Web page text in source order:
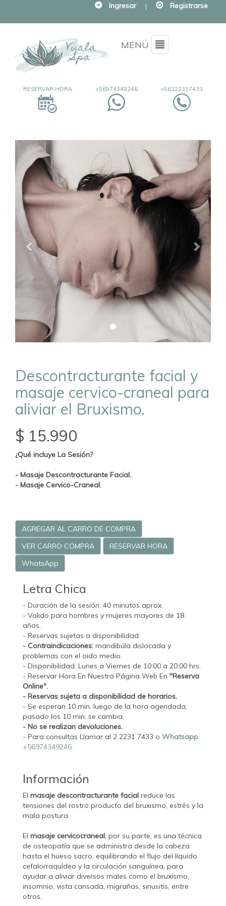
Ingresar | Registrarse
MENÚ Menu
+56222317433
+56974349246
RESERVAR HORA
Descontracturante facial y
masaje cervico-craneal para
aliviar el Bruxismo.
$ 15.990
¿Qué incluye La Sesión?
- Masaje Descontracturante Facial.
- Masaje Cervico-Craneal.
AGREGAR AL CARRO DE COMPRA
VER CARRO COMPRA
RESERVAR HORA
WhatsApp
Letra Chica
- Duración de la sesión: 40 minutos aprox.
- Valido para hombres y mujeres mayores de 18
años.
- Reservas sujetas a disponibilidad.
- Contraindicaciones: mandibúla dislocada y
problemas con el oido medio.
- Disponibilidad: Lunes a Viernes de 10:00 a 20:00 hrs.
- Reservar Hora En Nuestra Página Web En "Reserva
Online".
- Reservas sujeta a disponibilidad de horarios.
- Se esperan 10 min. luego de la hora agendada,
pasado los 10 min. se cambia.
- No se realizan devoluciones.
- Para consultas Llamar al 2 2231 7433 o Whatsapp
+56974349246.
Información
El masaje descontracturante facial reduce las
tensiones del rostro producto del bruxismo, estrés y la
mala postura.
El masaje cervicocraneal, por su parte, es una técnica
de osteopatía que se administra desde la cabeza
hasta el hueso sacro, equilibrando el flujo del líquido
cefalorraquídeo y la circulación sanguínea, para
ayudar a aliviar diversos males como el bruxismo,
insomnio, vista cansada, migrañas, sinusitis, entre
otros.